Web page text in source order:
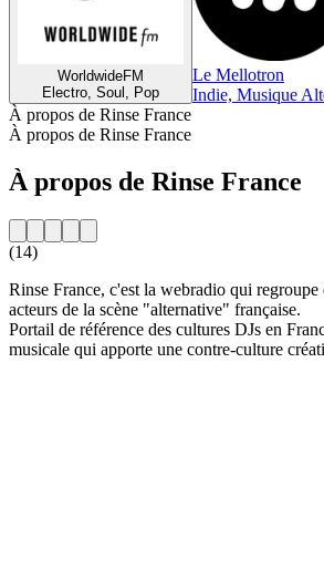
WorldwideFM
Electro, Soul, Pop
Le Mellotron
Indie, Musique
À propos de Rinse France
À propos de Rinse France
À propos de Rinse France
(14)
Rinse France, c'est la webradio qui regroupe
acteurs de la scène "alternative" française.
Portail de référence des cultures DJs en
musicale qui apporte une contre-culture